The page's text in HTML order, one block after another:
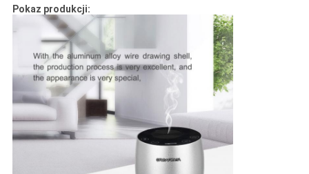
Pokaz produkcji: